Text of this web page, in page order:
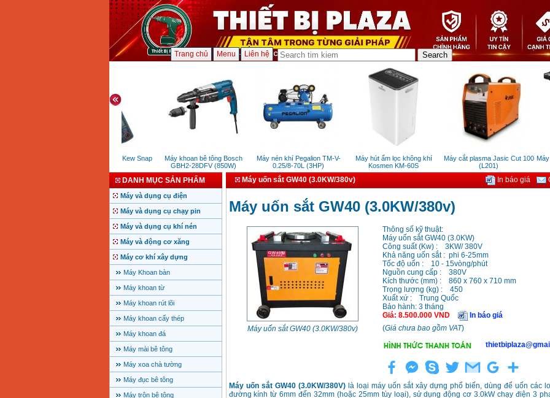
Trang chủ Menu Liên hệ
Ampe kìm Kyoritsu Kew Snap
Máy khoan bê tông Bosch
GBH2-28DFV (850W)
Máy nén khí Pegalion TM-V-
0.25/8-70L (3HP)
Máy hút ẩm lọc không khí
Kosmen KM-60S
Máy cắt plasma Jasic Cut 100
(L201)
Máy
DANH MỤC SẢN PHẨM
Máy và dụng cụ điện
Máy và dụng cụ chạy pin
Máy và dụng cụ khí nén
Máy và động cơ xăng
Máy cơ khí xây dựng
Máy Khoan bàn
Máy khoan từ
Máy khoan rút lõi
Máy khoan cấy thép
Máy khoan đá
Máy mài bê tông
Máy xoa chà tường
Máy đục bê tông
Máy trộn bê tông
Máy uốn sắt GW40 (3.0KW/380v) In báo giá
Máy uốn sắt GW40 (3.0KW/380v)
Máy uốn sắt GW40 (3.0KW/380v)
Thông số kỹ thuật:
Máy uốn sắt GW40 (3.0KW)
Công suất (Kw) : 3KW/ 380V
Khả năng uốn sắt : phi 6-25mm
Tốc độ uốn : 10 - 15vòng/phút
Nguồn cung cấp : 380V
Kích thước (mm) : 860 x 760 x 710 mm
Trọng lượng (kg) : 450
Xuất xứ : Trung Quốc
Bảo hành: 3 tháng
Giá: 8.500.000VND
In báo giá
(Giá chưa bao gồm VAT)
Máy uốn sắt GW40 (3.0KW/380V) là loại máy uốn sắt xây dựng phổ biến, dùng để uốn các
đường kính từ 6mm đến 32mm (hoặc 25mm tùy loại), sử dụng động cơ 3.0kW chạy điện 3